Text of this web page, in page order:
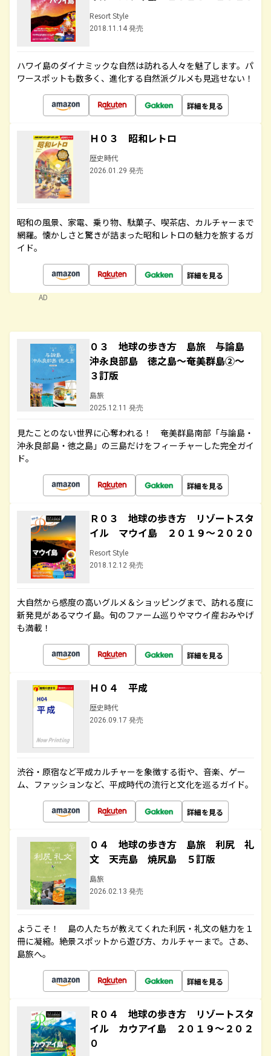
Resort Style
2018.11.14 発売
ハワイ島のダイナミックな自然は訪れる人々を魅了します。パ
ワースポットも数多く、進化する自然派グルメも見逃せない！
詳細を見る
Ｈ０３ 昭和レトロ
歴史時代
2026.01.29 発売
昭和の風景、家電、乗り物、駄菓子、喫茶店、カルチャーまで
網羅。懐かしさと驚きが詰まった昭和レトロの魅力を旅するガ
イド。
詳細を見る
AD
０３ 地球の歩き方 島旅 与論島
沖永良部島 徳之島～奄美群島②～
３訂版
島旅
2025.12.11 発売
見たことのない世界に心奪われる！ 奄美群島南部「与論島・
沖永良部島・徳之島」の三島だけをフィーチャーした完全ガイ
ド。
詳細を見る
Ｒ０３ 地球の歩き方 リゾートスタ
イル マウイ島 ２０１９～２０２０
Resort Style
2018.12.12 発売
大自然から感度の高いグルメ＆ショッピングまで、訪れる度に
新発見があるマウイ島。旬のファーム巡りやマウイ産おみやげ
も満載！
詳細を見る
Ｈ０４ 平成
歴史時代
2026.09.17 発売
渋谷・原宿など平成カルチャーを象徴する街や、音楽、ゲー
ム、ファッションなど、平成時代の流行と文化を巡るガイド。
詳細を見る
０４ 地球の歩き方 島旅 利尻 礼
文 天売島 焼尻島 ５訂版
島旅
2026.02.13 発売
ようこそ！ 島の人たちが教えてくれた利尻・礼文の魅力を１
冊に凝縮。絶景スポットから遊び方、カルチャーまで。さあ、
島旅へ。
詳細を見る
Ｒ０４ 地球の歩き方 リゾートスタ
イル カウアイ島 ２０１９～２０２
０